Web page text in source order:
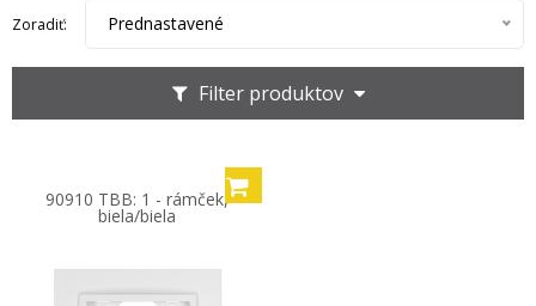
Filter produktov
Zoradiť: Prednastavené
90910 TBB: 1 - rámček,
biela/biela